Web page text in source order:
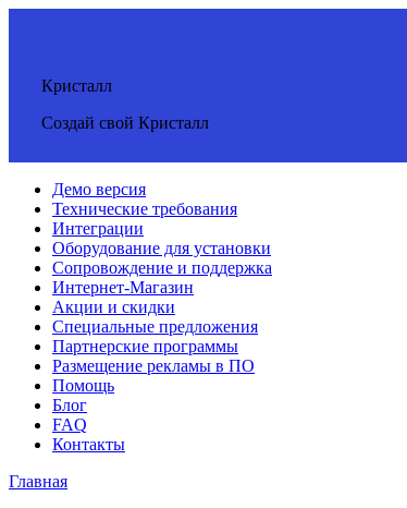
Кристалл
Создай свой Кристалл
Демо версия
Технические требования
Интеграции
Оборудование для установки
Сопровождение и поддержка
Интернет-Магазин
Акции и скидки
Специальные предложения
Партнерские программы
Размещение рекламы в ПО
Помощь
Блог
FAQ
Контакты
Главная